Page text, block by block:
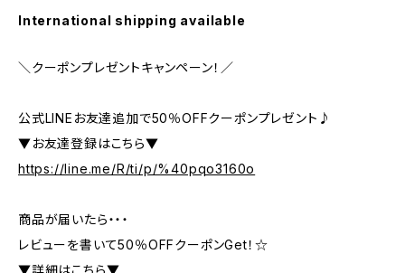
International shipping available
＼クーポンプレゼントキャンペーン！／
公式LINEお友達追加で50％OFFクーポンプレゼント♪
▼お友達登録はこちら▼
https://line.me/R/ti/p/%40pqo3160o
商品が届いたら・・・
レビューを書いて50％OFFクーポンGet！☆